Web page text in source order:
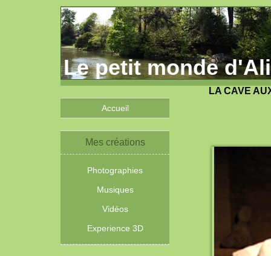
Le petit monde
Accueil
Mes créations
Photographies
Musiques
Vidéos
Experience 3D
LA CAVE